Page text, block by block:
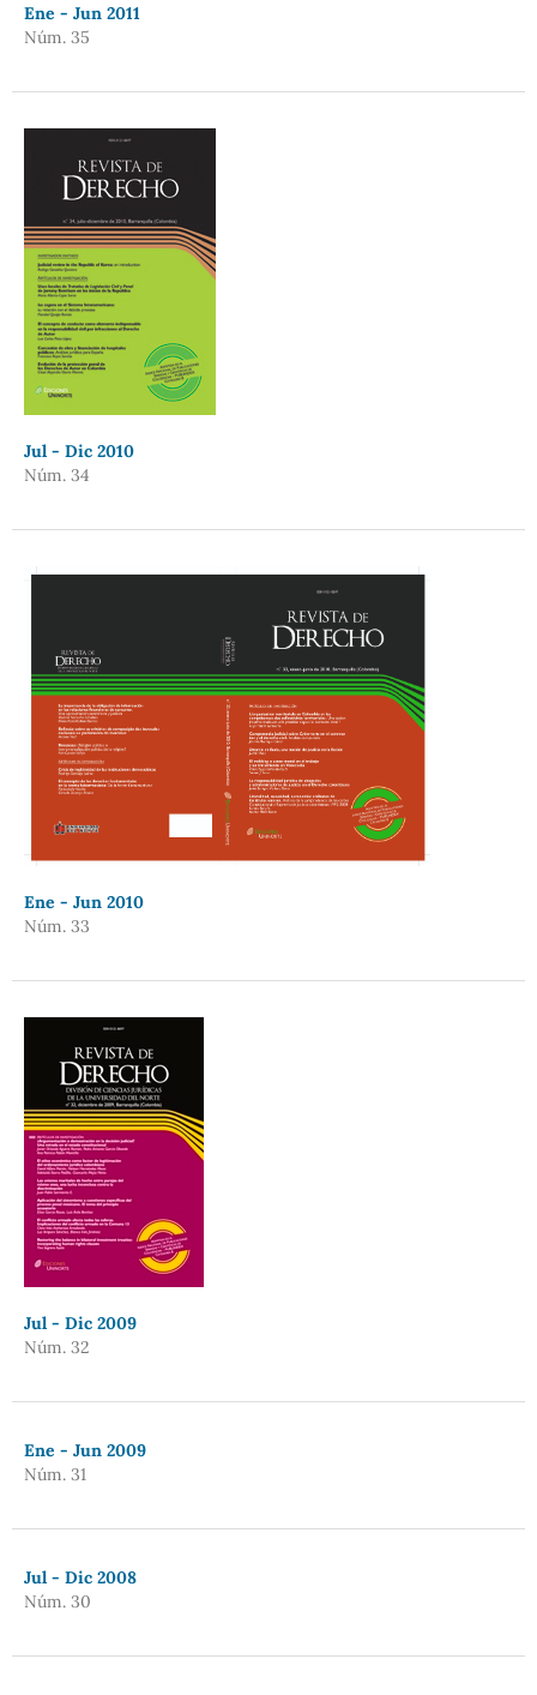
Ene - Jun 2011
Núm. 35
Jul - Dic 2010
Núm. 34
Ene - Jun 2010
Núm. 33
Jul - Dic 2009
Núm. 32
Ene - Jun 2009
Núm. 31
Jul - Dic 2008
Núm. 30